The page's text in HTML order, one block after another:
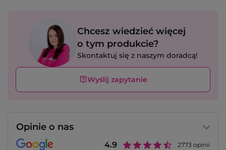
Chcesz wiedzieć więcej
o tym produkcie?
Skontaktuj się z naszym doradcą!
Wyślij zapytanie
Opinie o nas
4.9 2773 opinii